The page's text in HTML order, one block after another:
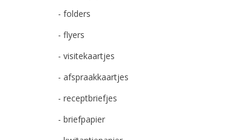
- folders
- flyers
- visitekaartjes
- afspraakkaartjes
- receptbriefjes
- briefpapier